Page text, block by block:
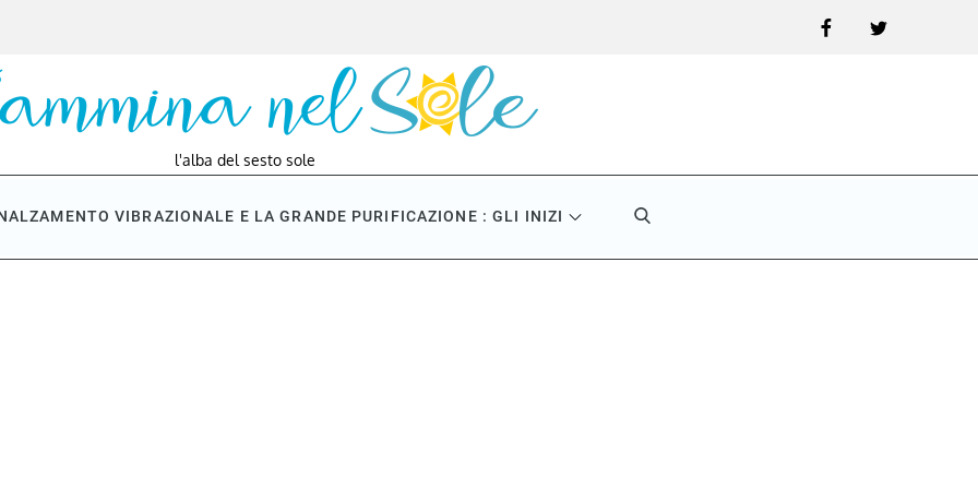
FacebookTwitter
l'alba del sesto sole
VIBRAZIONALE E LA GRANDE PURIFICAZIONE : GLI INIZI